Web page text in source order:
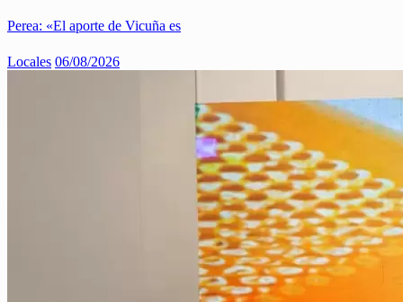
Perea: «El aporte de Vicuña es
Locales 06/08/2026